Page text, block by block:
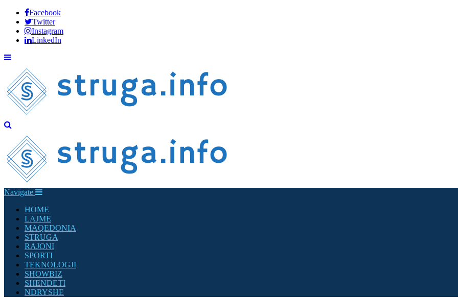
Facebook
Twitter
Instagram
LinkedIn
Navigate
HOME
LAJME
MAQEDONIA
STRUGA
RAJONI
SPORTI
TEKNOLOGJI
SHOWBIZ
SHENDETI
NDRYSHE